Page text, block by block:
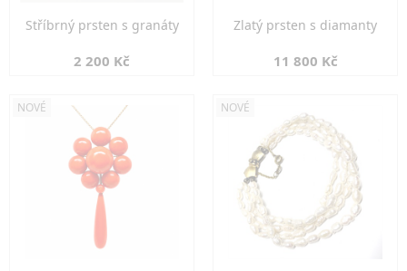
Stříbrný prsten s granáty
2 200 Kč
Zlatý prsten s diamanty
11 800 Kč
NOVÉ NOVÉ